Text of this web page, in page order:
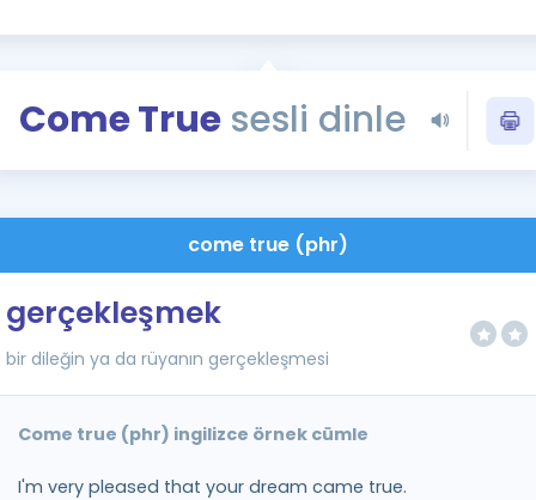
YDS - YÖKDİL
İngilizce
Come True sesli dinle
come true (phr)
gerçekleşmek
bir dileğin ya da rüyanın gerçekleşmesi
Come true (phr) ingilizce örnek cümle
I'm very pleased that your dream came true.